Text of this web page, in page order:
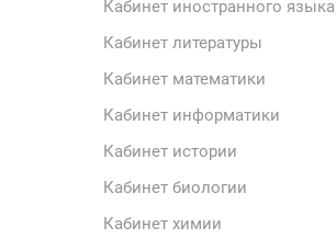
Кабинет иностранного языка
Кабинет литературы
Кабинет математики
Кабинет информатики
Кабинет истории
Кабинет биологии
Кабинет химии